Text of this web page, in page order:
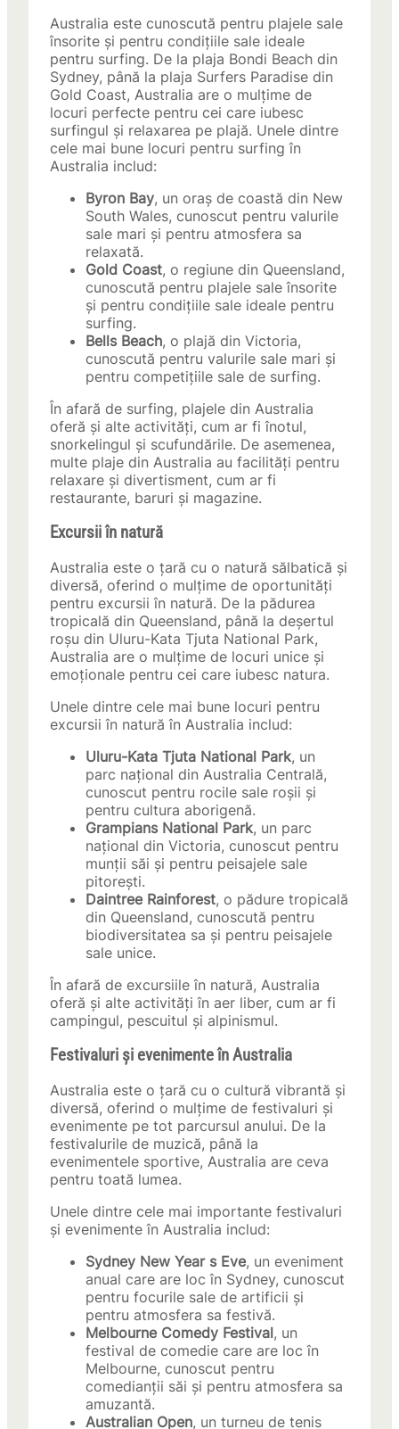
Australia este cunoscută pentru plajele sale
însorite și pentru condițiile sale ideale
pentru surfing. De la plaja Bondi Beach din
Sydney, până la plaja Surfers Paradise din
Gold Coast, Australia are o mulțime de
locuri perfecte pentru cei care iubesc
surfingul și relaxarea pe plajă. Unele dintre
cele mai bune locuri pentru surfing în
Australia includ:
Byron Bay, un oraș de coastă din New
South Wales, cunoscut pentru valurile
sale mari și pentru atmosfera sa
relaxată.
Gold Coast, o regiune din Queensland,
cunoscută pentru plajele sale însorite
și pentru condițiile sale ideale pentru
surfing.
Bells Beach, o plajă din Victoria,
cunoscută pentru valurile sale mari și
pentru competițiile sale de surfing.
În afară de surfing, plajele din Australia
oferă și alte activități, cum ar fi înotul,
snorkelingul și scufundările. De asemenea,
multe plaje din Australia au facilități pentru
relaxare și divertisment, cum ar fi
restaurante, baruri și magazine.
Excursii în natură
Australia este o țară cu o natură sălbatică și
diversă, oferind o mulțime de oportunități
pentru excursii în natură. De la pădurea
tropicală din Queensland, până la deșertul
roșu din Uluru-Kata Tjuta National Park,
Australia are o mulțime de locuri unice și
emoționale pentru cei care iubesc natura.
Unele dintre cele mai bune locuri pentru
excursii în natură în Australia includ:
Uluru-Kata Tjuta National Park, un
parc național din Australia Centrală,
cunoscut pentru rocile sale roșii și
pentru cultura aborigenă.
Grampians National Park, un parc
național din Victoria, cunoscut pentru
munții săi și pentru peisajele sale
pitorești.
Daintree Rainforest, o pădure tropicală
din Queensland, cunoscută pentru
biodiversitatea sa și pentru peisajele
sale unice.
În afară de excursiile în natură, Australia
oferă și alte activități în aer liber, cum ar fi
campingul, pescuitul și alpinismul.
Festivaluri și evenimente în Australia
Australia este o țară cu o cultură vibrantă și
diversă, oferind o mulțime de festivaluri și
evenimente pe tot parcursul anului. De la
festivalurile de muzică, până la
evenimentele sportive, Australia are ceva
pentru toată lumea.
Unele dintre cele mai importante festivaluri
și evenimente în Australia includ:
Sydney New Year s Eve, un eveniment
anual care are loc în Sydney, cunoscut
pentru focurile sale de artificii și
pentru atmosfera sa festivă.
Melbourne Comedy Festival, un
festival de comedie care are loc în
Melbourne, cunoscut pentru
comedianții săi și pentru atmosfera sa
amuzantă.
Australian Open, un turneu de tenis